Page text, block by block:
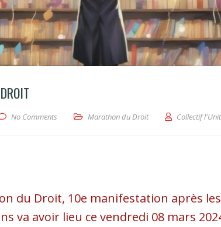
No Comments Marathon du Droit Collectif
du Droit, 10e manifestation après
va avoir lieu ce vendredi 08 mars